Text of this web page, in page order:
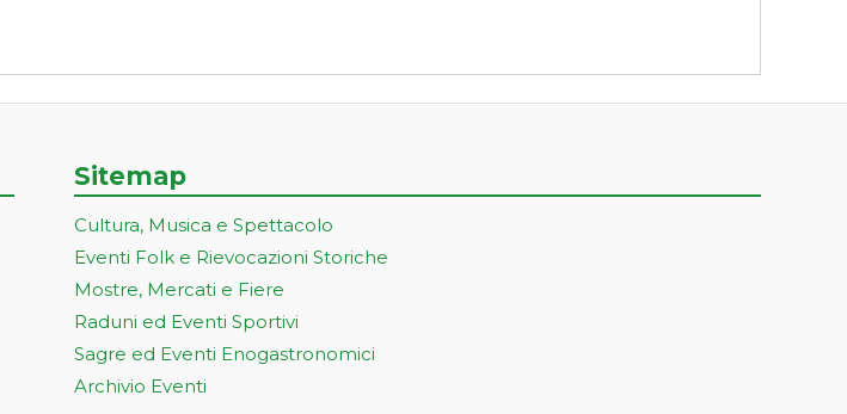
Sitemap
Cultura, Musica e Spettacolo
Eventi Folk e Rievocazioni Storiche
Mostre, Mercati e Fiere
Raduni ed Eventi Sportivi
Sagre ed Eventi Enogastronomici
Archivio Eventi